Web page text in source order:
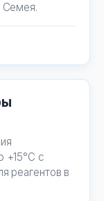
Семея.
+15°C с
реагентов в